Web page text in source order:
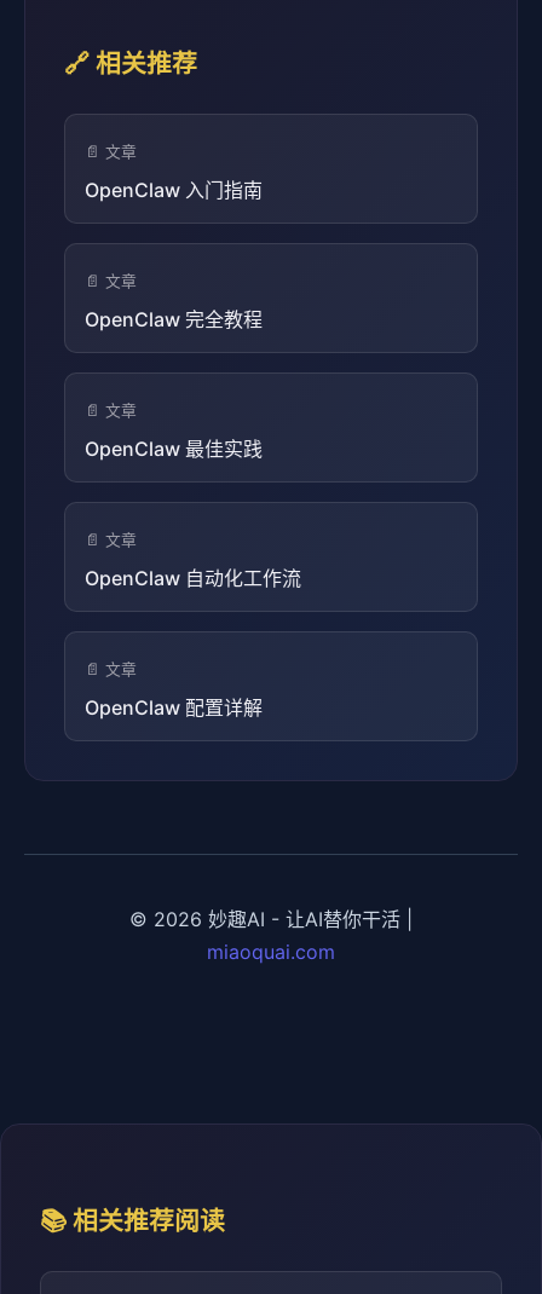
🔗 相关推荐
📄 文章
OpenClaw 入门指南
📄 文章
OpenClaw 完全教程
📄 文章
OpenClaw 最佳实践
📄 文章
OpenClaw 自动化工作流
📄 文章
OpenClaw 配置详解
© 2026 妙趣AI - 让AI替你干活 |
miaoquai.com
📚 相关推荐阅读